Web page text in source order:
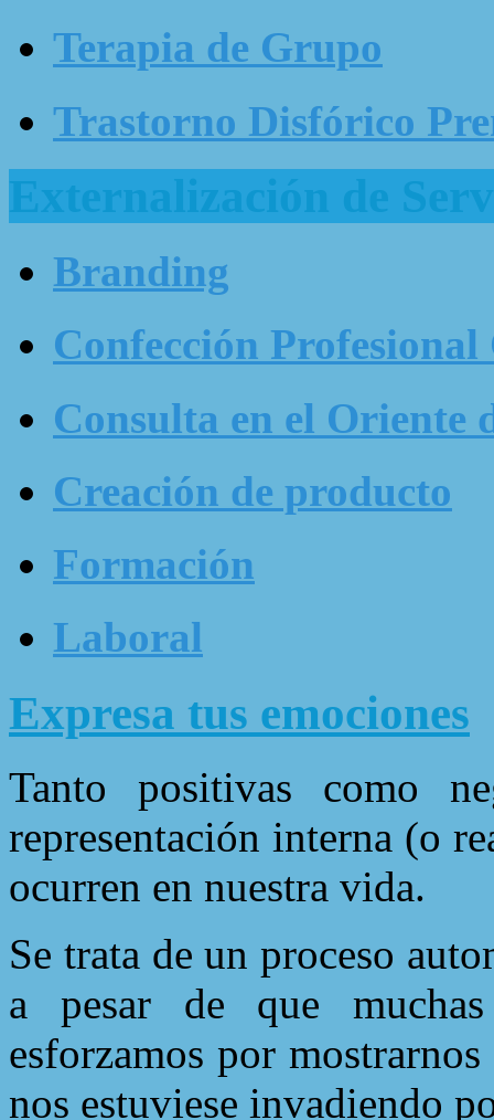
Terapia de Grupo
Trastorno Disfórico
Externalización de
Branding
Confección Profesional
Consulta en el Oriente
Creación de producto
Formación
Laboral
Expresa tus emociones
Tanto positivas como
representación interna (o
ocurren en nuestra vida.
Se trata de un proceso
a pesar de que
esforzamos por
nos estuviese invadiendo